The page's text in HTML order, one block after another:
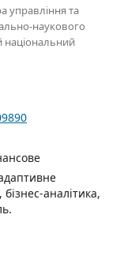
управління та
наукового
національний
аналітика,